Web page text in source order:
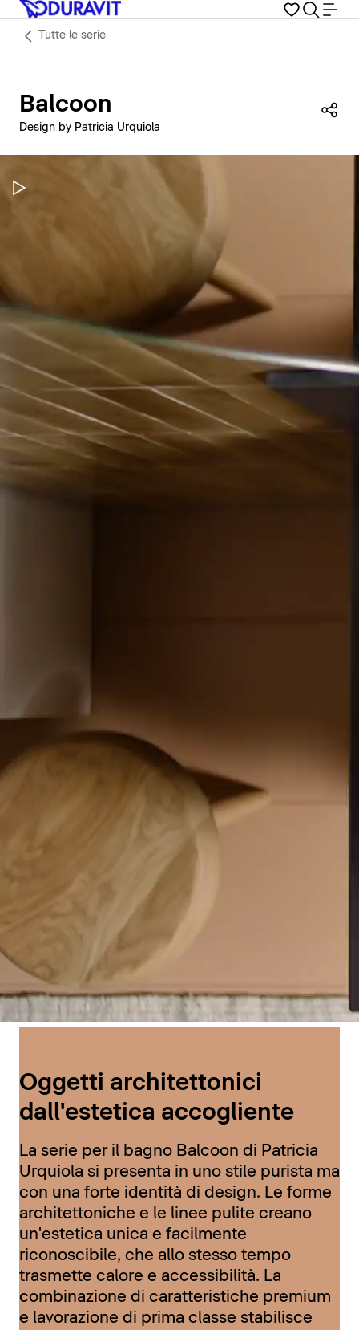
Tutte le serie
Balcoon
Design by Patricia Urquiola
Metti in pausa il video
Oggetti architettonici
dall'estetica accogliente
La serie per il bagno Balcoon di Patricia
Urquiola si presenta in uno stile purista ma
con una forte identità di design. Le forme
architettoniche e le linee pulite creano
un'estetica unica e facilmente
riconoscibile, che allo stesso tempo
trasmette calore e accessibilità. La
combinazione di caratteristiche premium
e lavorazione di prima classe stabilisce